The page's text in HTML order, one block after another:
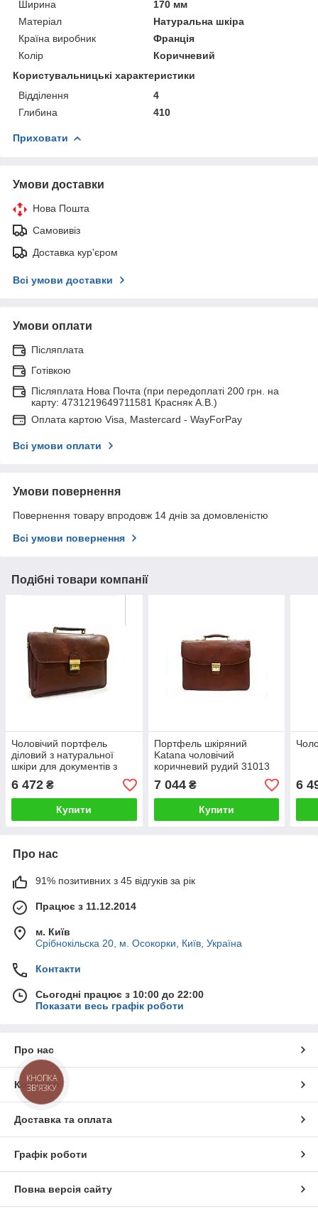
Ширина
170 мм
Матеріал
Натуральна шкіра
Країна виробник
Франція
Колір
Коричневий
Користувальницькі характеристики
Відділення
4
Глибина
410
Приховати
Умови доставки
Нова Пошта
Самовивіз
Доставка кур'єром
Всі умови доставки
Умови оплати
Післяплата
Готівкою
Післяплата Нова Почта (при передоплаті 200 грн. на
карту: 4731219649711581 Красняк А.В.)
Оплата картою Visa, Mastercard - WayForPay
Всі умови оплати
Умови повернення
Повернення товару впродовж 14 днів за домовленістю
Всі умови повернення
Подібні товари компанії
Чоловічий портфель
діловий з натуральної
шкіри для документів з
ременем на плече
6 472 ₴
Купити
Портфель шкіряний
Katana чоловічий
коричневий рудий 31013
7 044₴
Купити
6
Про нас
91% позитивних з 45 відгуків за рік
Працює з 11.12.2014
м. Київ
Срібнокільска 20, м. Осокорки, Київ, Україна
Контакти
Сьогодні працює з 10:00 до 22:00
Показати весь графік роботи
Про нас
Контакти
Доставка та оплата
Графік роботи
Повна версія сайту
КНОПКА
ЗВ'ЯЗКУ